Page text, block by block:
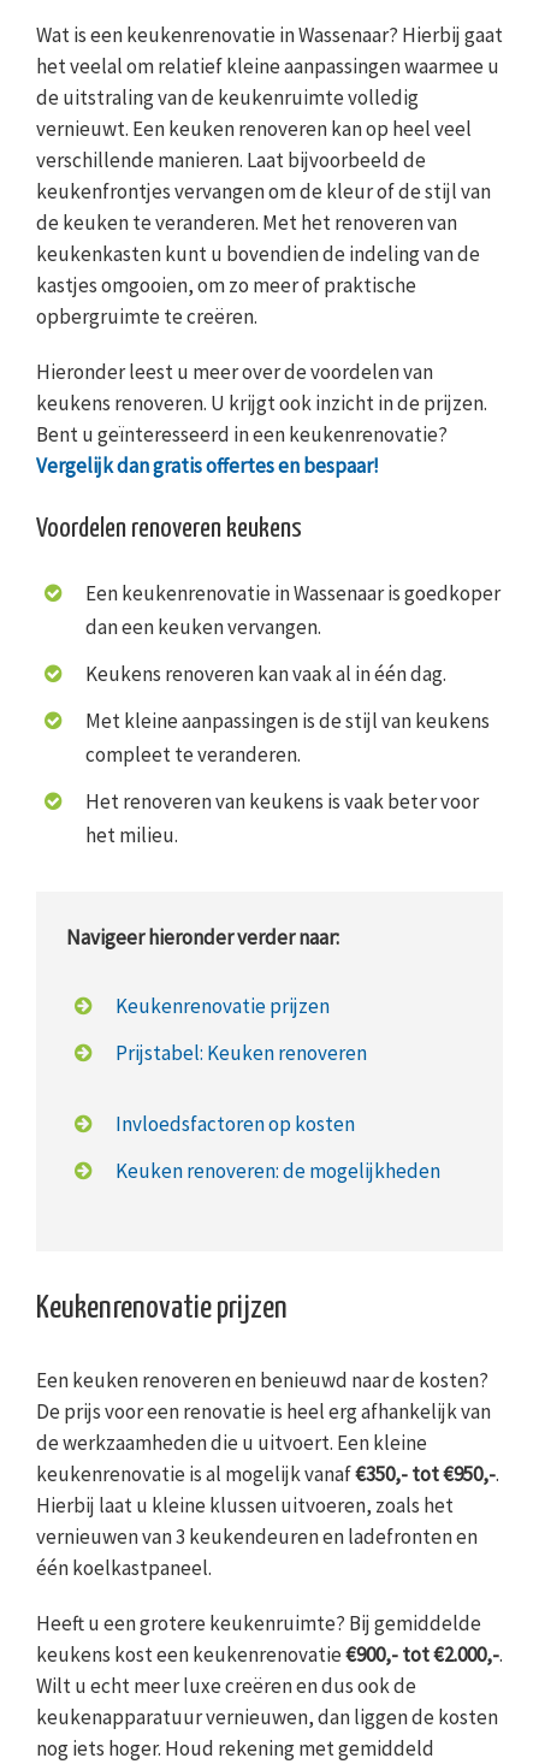
Wat is een keukenrenovatie in Wassenaar? Hierbij gaat
het veelal om relatief kleine aanpassingen waarmee u
de uitstraling van de keukenruimte volledig
vernieuwt. Een keuken renoveren kan op heel veel
verschillende manieren. Laat bijvoorbeeld de
keukenfrontjes vervangen om de kleur of de stijl van
de keuken te veranderen. Met het renoveren van
keukenkasten kunt u bovendien de indeling van de
kastjes omgooien, om zo meer of praktische
opbergruimte te creëren.
Hieronder leest u meer over de voordelen van
keukens renoveren. U krijgt ook inzicht in de prijzen.
Bent u geïnteresseerd in een keukenrenovatie?
Vergelijk dan gratis offertes en bespaar!
Voordelen renoveren keukens
Een keukenrenovatie in Wassenaar is goedkoper
dan een keuken vervangen.
Keukens renoveren kan vaak al in één dag.
Met kleine aanpassingen is de stijl van keukens
compleet te veranderen.
Het renoveren van keukens is vaak beter voor
het milieu.
Navigeer hieronder verder naar:
Keukenrenovatie prijzen
Prijstabel: Keuken renoveren
Invloedsfactoren op kosten
Keuken renoveren: de mogelijkheden
Keukenrenovatie prijzen
Een keuken renoveren en benieuwd naar de kosten?
De prijs voor een renovatie is heel erg afhankelijk van
de werkzaamheden die u uitvoert. Een kleine
keukenrenovatie is al mogelijk vanaf€350,- tot €950,-.
Hierbij laat u kleine klussen uitvoeren, zoals het
vernieuwen van 3 keukendeuren en ladefronten en
één koelkastpaneel.
Heeft u een grotere keukenruimte? Bij gemiddelde
keukens kost een keukenrenovatie€900,- tot €2.000,-.
Wilt u echt meer luxe creëren en dus ook de
keukenapparatuur vernieuwen, dan liggen de kosten
nog iets hoger. Houd rekening met gemiddeld